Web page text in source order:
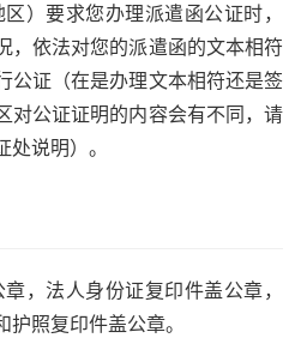
）要求您办理派遣函公证时，
，依法对您的派遣函的文本相符
公证（在是办理文本相符还是签
对公证证明的内容会有不同，请
说明）。
，法人身份证复印件盖公章，
照复印件盖公章。